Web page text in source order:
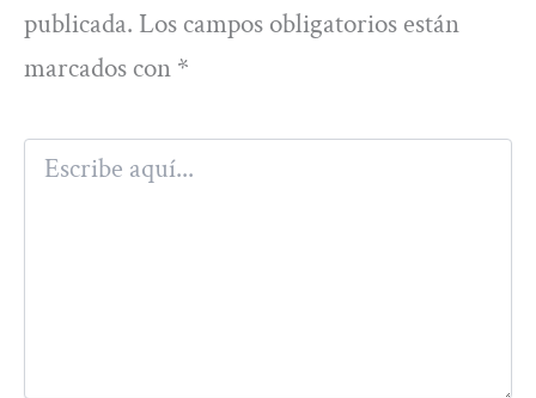
publicada. Los campos obligatorios están
marcados con *
aquí...